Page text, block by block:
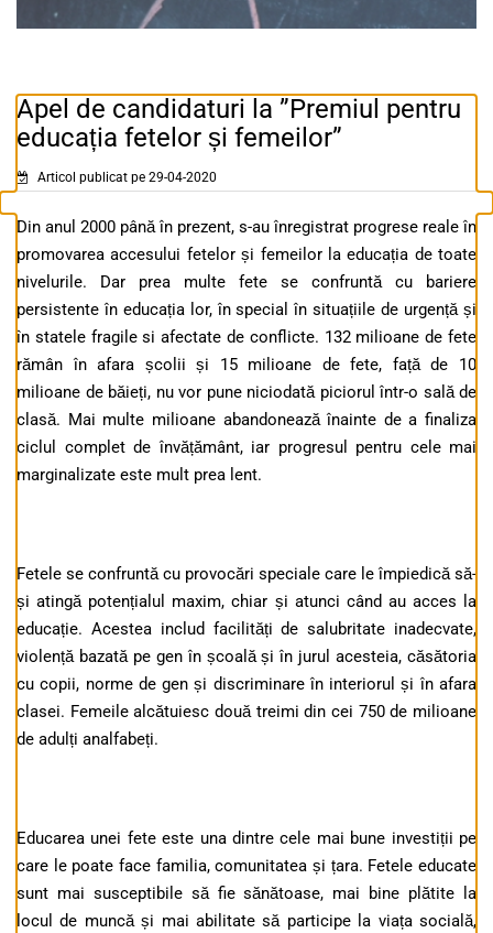
Apel de candidaturi la ”Premiul pentru
educația fetelor și femeilor”
Articol publicat pe 29-04-2020
Din anul 2000 până în prezent, s-au înregistrat progrese reale în
promovarea accesului fetelor și femeilor la educația de toate
nivelurile. Dar prea multe fete se confruntă cu bariere
persistente în educația lor, în special în situațiile de urgență și
în statele fragile si afectate de conflicte. 132 milioane de fete
rămân în afara școlii și 15 milioane de fete, față de 10
milioane de băieți, nu vor pune niciodată piciorul într-o sală de
clasă. Mai multe milioane abandonează înainte de a finaliza
ciclul complet de învățământ, iar progresul pentru cele mai
marginalizate este mult prea lent.
Fetele se confruntă cu provocări speciale care le împiedică să-
și atingă potențialul maxim, chiar și atunci când au acces la
educație. Acestea includ facilități de salubritate inadecvate,
violență bazată pe gen în școală și în jurul acesteia, căsătoria
cu copii, norme de gen și discriminare în interiorul și în afara
clasei. Femeile alcătuiesc două treimi din cei 750 de milioane
de adulți analfabeți.
Educarea unei fete este una dintre cele mai bune investiții pe
care le poate face familia, comunitatea și țara. Fetele educate
sunt mai susceptibile să fie sănătoase, mai bine plătite la
locul de muncă și mai abilitate să participe la viața socială,